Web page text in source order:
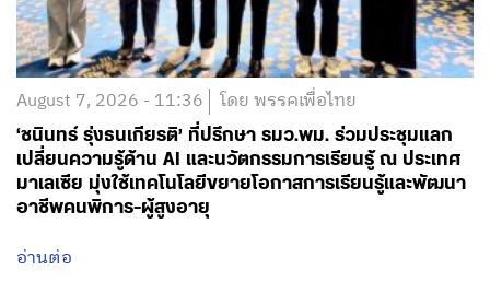
August 7, 2026 - 11:36 โดย พรรคเพื่อไทย
‘ชนินทร์ รุ่งธนเกียรติ’ ที่ปรึกษา รมว.พม. ร่วมประชุมแลก
เปลี่ยนความรู้ด้าน AI และนวัตกรรมการเรียนรู้ ณ ประเทศ
มาเลเซีย มุ่งใช้เทคโนโลยีขยายโอกาสการเรียนรู้และพัฒนา
อาชีพคนพิการ-ผู้สูงอายุ
อ่านต่อ